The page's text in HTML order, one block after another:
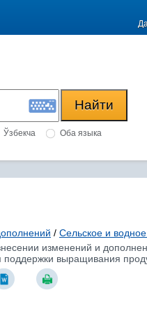
Ўзбекча Оба языка
/ Сельское и водное
изменений и
поддержки выращивания